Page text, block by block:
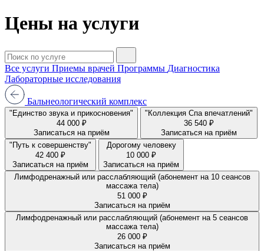
Цены на услуги
Все услуги Приемы врачей Программы Диагностика
Лабораторные исследования
Бальнеологический комплекс
"Единство звука и прикосновения"
44 000 ₽
Записаться на приём
"Коллекция Спа впечатлений"
36 540 ₽
Записаться на приём
"Путь к совершенству"
42 400 ₽
Записаться на приём
Дорогому человеку
10 000 ₽
Записаться на приём
Лимфодренажный или расслабляющий (абонемент на 10 сеансов
массажа тела)
51 000 ₽
Записаться на приём
Лимфодренажный или расслабляющий (абонемент на 5 сеансов
массажа тела)
26 000 ₽
Записаться на приём